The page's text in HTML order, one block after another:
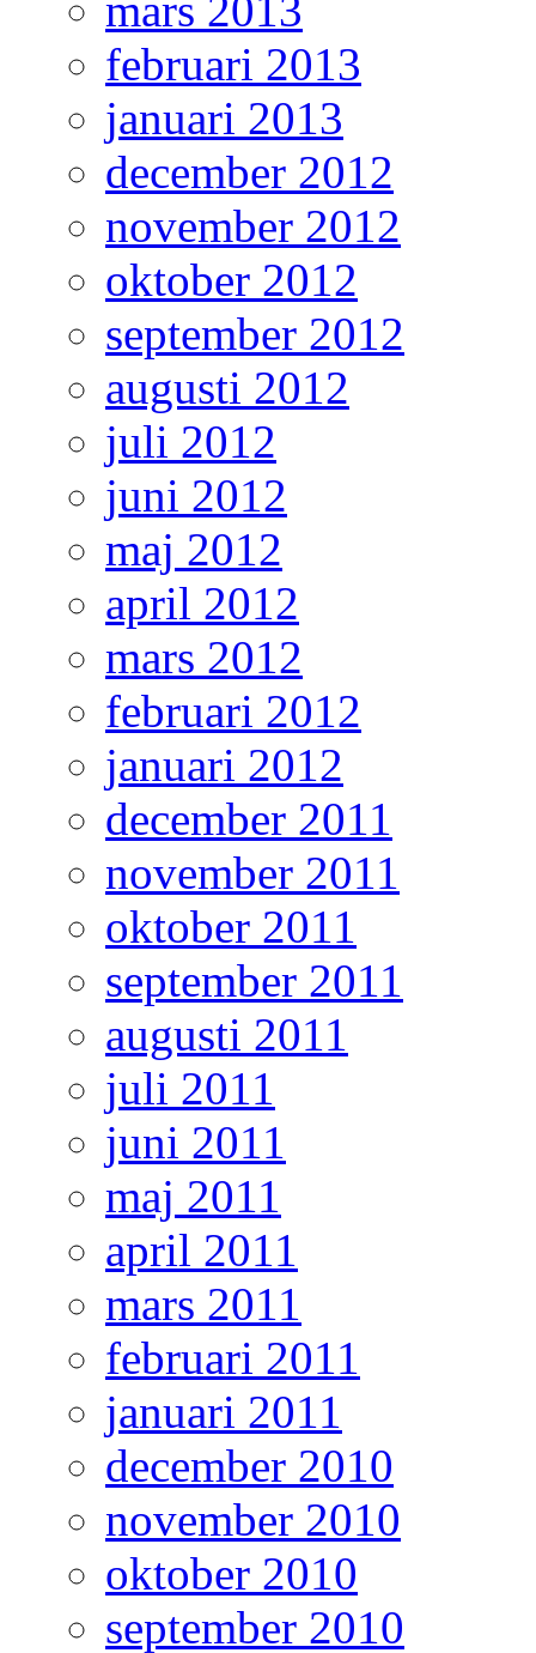
februari 2013
januari 2013
december 2012
november 2012
oktober 2012
september 2012
augusti 2012
juli 2012
juni 2012
maj 2012
april 2012
mars 2012
februari 2012
januari 2012
december 2011
november 2011
oktober 2011
september 2011
augusti 2011
juli 2011
juni 2011
maj 2011
april 2011
mars 2011
februari 2011
januari 2011
december 2010
november 2010
oktober 2010
september 2010